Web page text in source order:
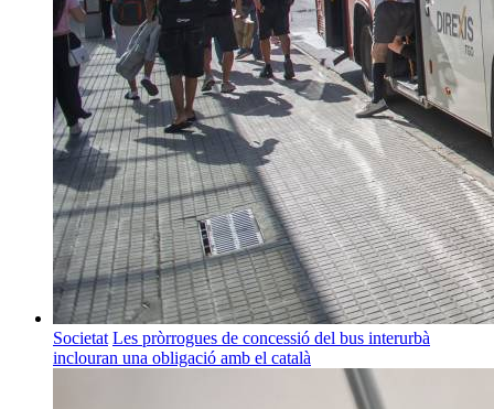
Societat Les pròrrogues de concessió del bus interurbà
inclouran una obligació amb el català